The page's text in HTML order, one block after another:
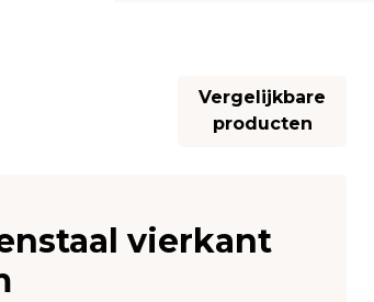
Vergelijkbare
producten
vierkant